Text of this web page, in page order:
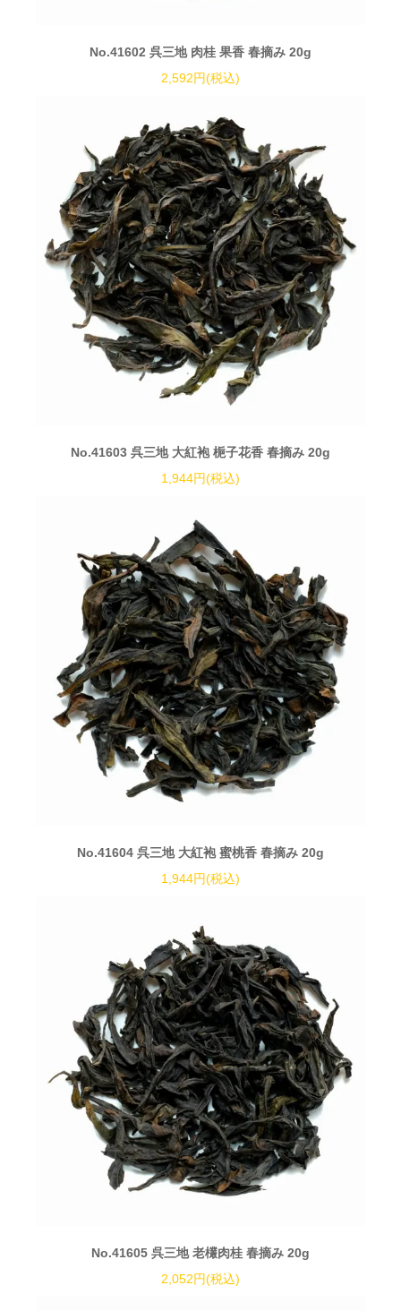
No.41602 呉三地 肉桂 果香 春摘み 20g
2,592円(税込)
No.41603 呉三地 大紅袍 梔子花香 春摘み 20g
1,944円(税込)
No.41604 呉三地 大紅袍 蜜桃香 春摘み 20g
1,944円(税込)
No.41605 呉三地 老欉肉桂 春摘み 20g
2,052円(税込)